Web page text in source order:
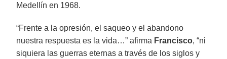
Medellín en 1968.
“Frente a la opresión, el saqueo y el abandono
nuestra respuesta es la vida…” afirma Francisco, “ni
siquiera las guerras eternas a través de los siglos y